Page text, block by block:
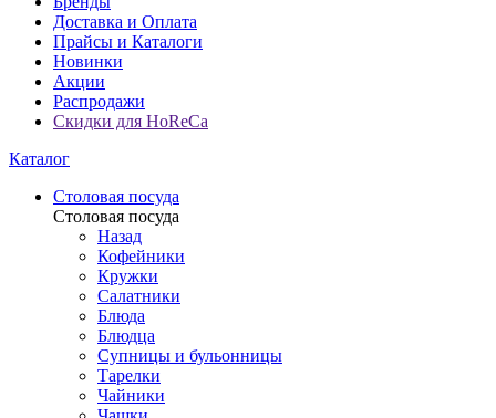
Доставка и Оплата
Прайсы и Каталоги
Новинки
Акции
Распродажи
Скидки для HoReCa
Каталог
Столовая посуда
Столовая посуда
Назад
Кофейники
Кружки
Салатники
Блюда
Блюдца
Супницы и бульонницы
Тарелки
Чайники